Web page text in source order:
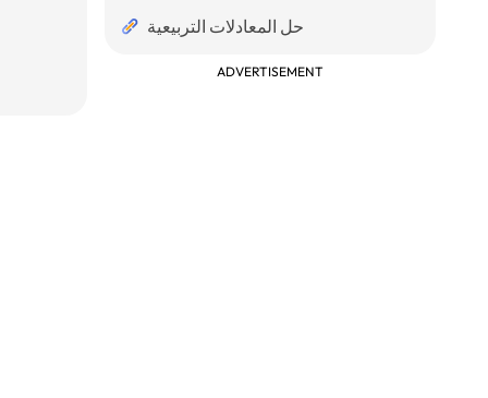
حل المعادلات التربيعية
ADVERTISEMENT